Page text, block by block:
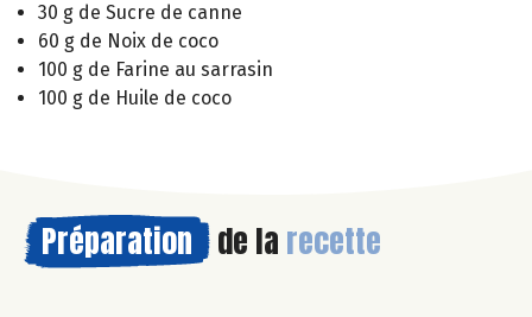
30 g de Sucre de canne
60 g de Noix de coco
100 g de Farine au sarrasin
100 g de Huile de coco
Préparation de la recette